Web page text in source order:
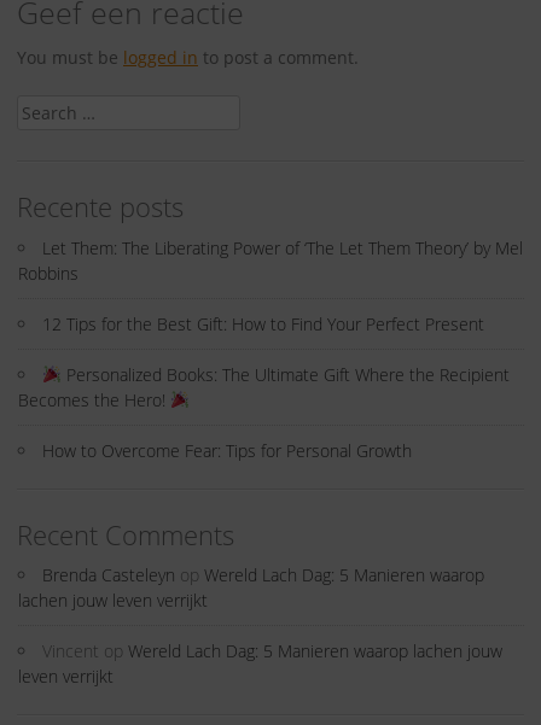
Geef een reactie
You must be logged in to post a comment.
Search
Recente posts
Let Them: The Liberating Power of ‘The Let Them Theory’ by Mel
Robbins
12 Tips for the Best Gift: How to Find Your Perfect Present
Personalized Books: The Ultimate Gift Where the Recipient
Becomes the Hero!
How to Overcome Fear: Tips for Personal Growth
Recent Comments
Brenda Casteleyn op Wereld Lach Dag: 5 Manieren waarop
lachen jouw leven verrijkt
Vincent op Wereld Lach Dag: 5 Manieren waarop lachen jouw
leven verrijkt